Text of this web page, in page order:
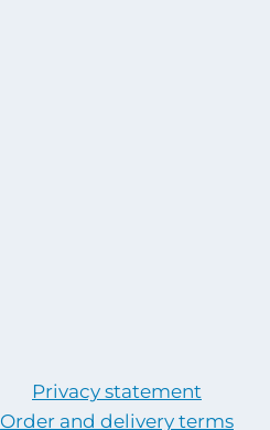
Privacy statement
Order and delivery terms